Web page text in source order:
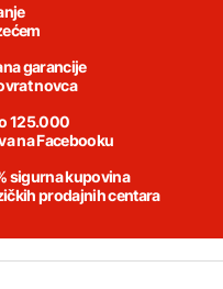
garancije
novca
125.000
na Facebooku
sigurna kupovina
prodajnih centara